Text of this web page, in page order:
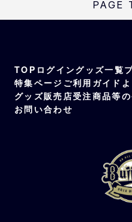
PAGE
TOP ログイングッズ一覧
特集ページ ご利用ガイド
グッズ販売店受注商品等
お問い合わせ